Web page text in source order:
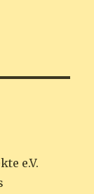
e.V.